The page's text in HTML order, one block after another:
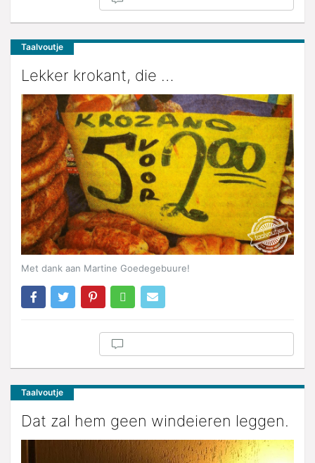
Taalvoutje
Lekker krokant, die …
Met dank aan Martine Goedegebuure!
Taalvoutje
Dat zal hem geen windeieren leggen.